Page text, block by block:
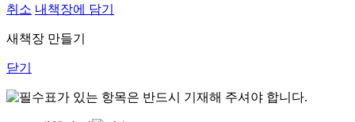
취소 내책장에 담기
새책장 만들기
닫기
표가 있는 항목은 반드시 기재해 주셔야 합니다.